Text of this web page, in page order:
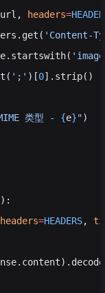
headers=
'Content-
';' )[0].strip()
类型 - {e}")
headers=HEADERS,